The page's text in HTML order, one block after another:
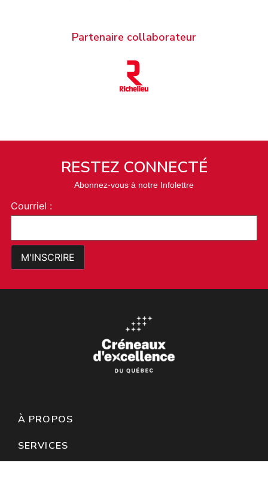
Partenaire collaborateur
À PROPOS
SERVICES
RESTEZ CONNECTÉ
Abonnez-vous à notre Infolettre
Courriel :